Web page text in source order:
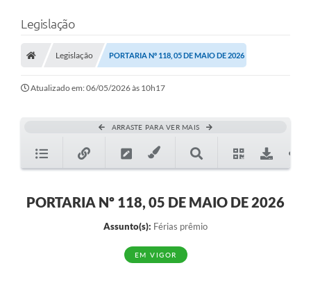
Legislação
Legislação PORTARIA Nº 118, 05 DE MAIO DE 2026
Atualizado em: 06/05/2026 às 10h17
ARRASTE PARA VER MAIS
PORTARIA Nº 118, 05 DE MAIO DE 2026
Assunto(s): Férias prêmio
EM VIGOR